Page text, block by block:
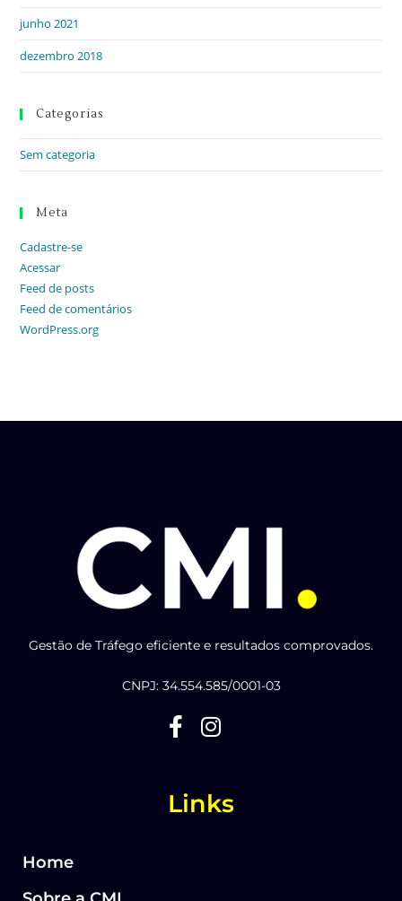
junho 2021
dezembro 2018
Categorias
Sem categoria
Meta
Cadastre-se
Acessar
Feed de posts
Feed de comentários
WordPress.org
Gestão de Tráfego eficiente e resultados comprovados.
CNPJ: 34.554.585/0001-03
Links
Home